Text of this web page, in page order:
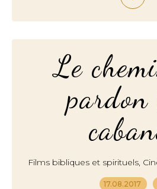
Le
Films bibliques et spirituels,
17.08.2017